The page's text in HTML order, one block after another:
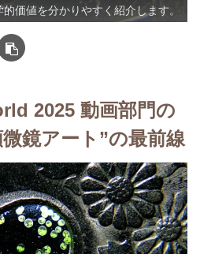
価値を分かりやすく紹介します。
2025 動画部門の
鏡アート”の最前線